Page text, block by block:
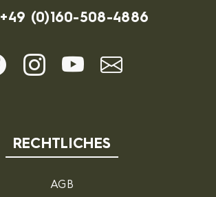
+49 (0)160-508-4886
RECHTLICHES
AGB